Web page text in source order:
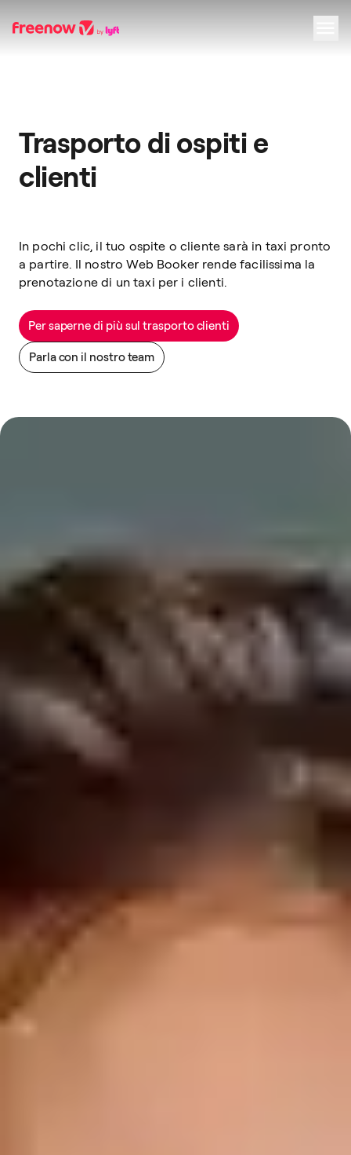
Trasporto di ospiti e
clienti
In pochi clic, il tuo ospite o cliente sarà in taxi pronto
a partire. Il nostro Web Booker rende facilissima la
prenotazione di un taxi per i clienti.
Per saperne di più sul trasporto clienti
Parla con il nostro team